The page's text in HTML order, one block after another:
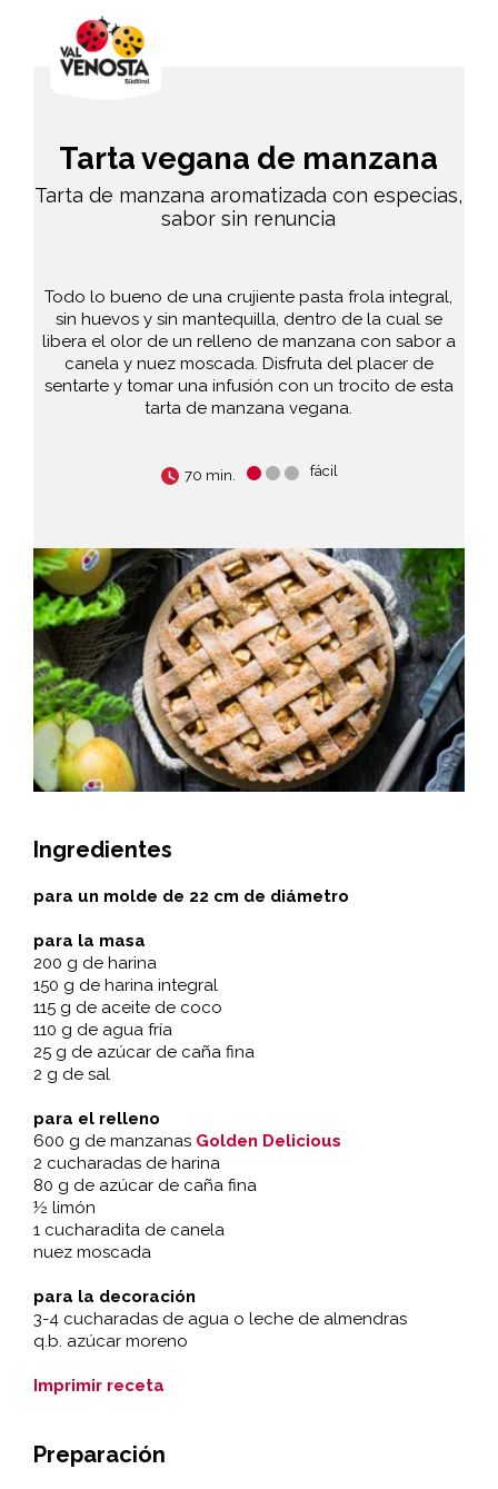
Tarta vegana de manzana
Tarta de manzana aromatizada con especias,
sabor sin renuncia
Todo lo bueno de una crujiente pasta frola integral,
sin huevos y sin mantequilla, dentro de la cual se
libera el olor de un relleno de manzana con sabor a
canela y nuez moscada. Disfruta del placer de
sentarte y tomar una infusión con un trocito de esta
tarta de manzana vegana.
70 min. fácil
Ingredientes
para un molde de 22 cm de diámetro
para la masa
200 g de harina
150 g de harina integral
115 g de aceite de coco
110 g de agua fría
25 g de azúcar de caña fina
2 g de sal
para el relleno
600 g de manzanas Golden Delicious
2 cucharadas de harina
80 g de azúcar de caña fina
½ limón
1 cucharadita de canela
nuez moscada
para la decoración
3-4 cucharadas de agua o leche de almendras
q.b. azúcar moreno
Imprimir receta
Preparación